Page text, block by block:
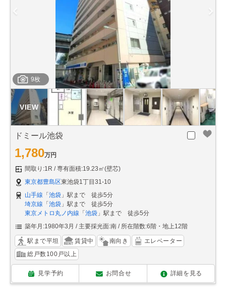
9枚
ドミール池袋
1,780万円
間取り:1R
専有面積:19.23㎡(壁芯)
東京都豊島区東池袋1丁目31-10
山手線 「 池袋 」駅まで 徒歩5分
埼京線 「 池袋 」駅まで 徒歩5分
東京メトロ丸ノ内線 「 池袋 」駅まで 徒歩5分
築年月:1980年3月
主要採光面:南 所在階数:6階・地上12階
駅まで平坦 賃貸中 南向き
エレベーター
総戸数100戸以上
見学予約 お問合せ 詳細を見る